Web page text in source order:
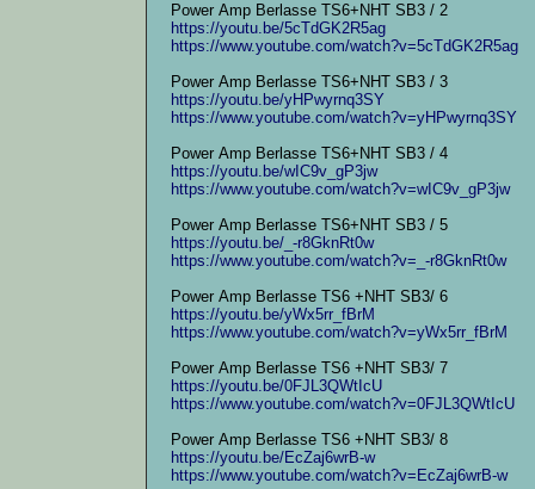
Power Amp Berlasse TS6+NHT SB3 / 2
https://youtu.be/5cTdGK2R5ag
https://www.youtube.com/watch?v=5cTdGK2R5ag
Power Amp Berlasse TS6+NHT SB3 / 3
https://youtu.be/yHPwyrnq3SY
https://www.youtube.com/watch?v=yHPwyrnq3SY
Power Amp Berlasse TS6+NHT SB3 / 4
https://youtu.be/wIC9v_gP3jw
https://www.youtube.com/watch?v=wIC9v_gP3jw
Power Amp Berlasse TS6+NHT SB3 / 5
https://youtu.be/_-r8GknRt0w
https://www.youtube.com/watch?v=_-r8GknRt0w
Power Amp Berlasse TS6 +NHT SB3/ 6
https://youtu.be/yWx5rr_fBrM
https://www.youtube.com/watch?v=yWx5rr_fBrM
Power Amp Berlasse TS6 +NHT SB3/ 7
https://youtu.be/0FJL3QWtIcU
https://www.youtube.com/watch?v=0FJL3QWtIcU
Power Amp Berlasse TS6 +NHT SB3/ 8
https://youtu.be/EcZaj6wrB-w
https://www.youtube.com/watch?v=EcZaj6wrB-w